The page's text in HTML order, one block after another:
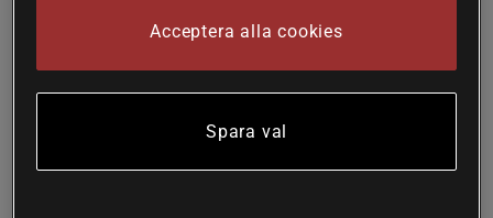
Cleansing oil. Att använda en svamp för rengöring av
ett bra alternativ till en handduk. Svampen har en porös yta
Acceptera alla cookies
Spara val